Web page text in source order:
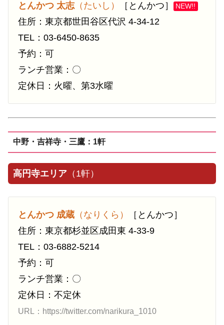
とんかつ 太志（たいし） ［とんかつ］ NEW!!
住所：東京都世田谷区代沢 4-34-12
TEL：03-6450-8635
予約：可
ランチ営業：〇
定休日：火曜、第3水曜
中野・吉祥寺・三鷹：1軒
高円寺エリア （1軒）
とんかつ 成蔵 （なりくら）
［とんかつ］
住所：東京都杉並区成田東 4-33-9
TEL：03-6882-5214
予約：可
ランチ営業：〇
定休日：不定休
URL：https://twitter.com/narikura_1010